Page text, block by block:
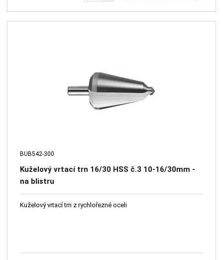
BUB542-300
Kuželový vrtací trn 16/30 HSS č.3 10-16/30mm -
na blistru
Kuželový vrtací trn z rychlořezné oceli